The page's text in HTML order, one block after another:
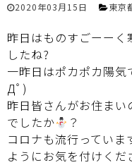
2020年03月15日 東京
昨日はものすごーー
したね?
一昨日はポカポカ陽
Дﾟ)
昨日皆さんがお住ま
でしたか
？
コロナも流行ってい
ようにお気を付けく